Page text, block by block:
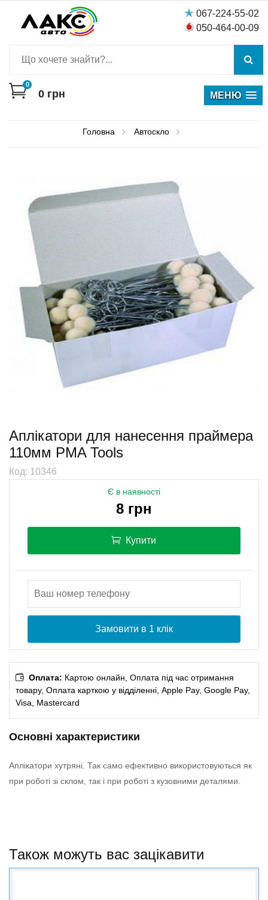
067-224-55-02
050-464-00-09
0
0 грн МЕНЮ
Головна Автоскло
Аплікатори для нанесення праймера
110мм PMA Tools
Код: 10346
Є в наявності
8 грн
Купити
Замовити в 1 клік
Оплата: Картою онлайн, Оплата під час отримання
товару, Оплата карткою у відділенні, Apple Pay, Google Pay,
Visa, Mastercard
Основні характеристики
Аплікатори хутряні. Так само ефективно використовуються як
при роботі зі склом, так і при роботі з кузовними деталями.
Також можуть вас зацікавити